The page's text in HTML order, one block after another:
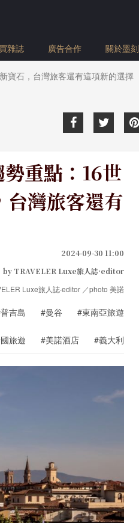
雜誌 廣告合作 關於墨刻
寶石，台灣旅客還有這項新的選擇
重點：16世
台灣旅客還有
2024-09-30 11:00
by TRAVELER Luxe旅人誌·editor
Luxe旅人誌·editor ／photo 美諾
吉島 #曼谷 #東南亞旅遊
旅遊 #美諾酒店 #義大利